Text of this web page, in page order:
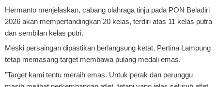
Hermanto menjelaskan, cabang olahraga tinju pada PON Beladiri
2026 akan mempertandingkan 20 kelas, terdiri atas 11 kelas putra
dan sembilan kelas putri.
Meski persaingan dipastikan berlangsung ketat, Pertina Lampung
tetap memasang target membawa pulang medali emas.
"Target kami tentu meraih emas. Untuk perak dan perunggu